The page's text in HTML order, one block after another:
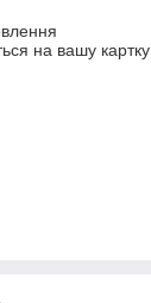
на вашу картку